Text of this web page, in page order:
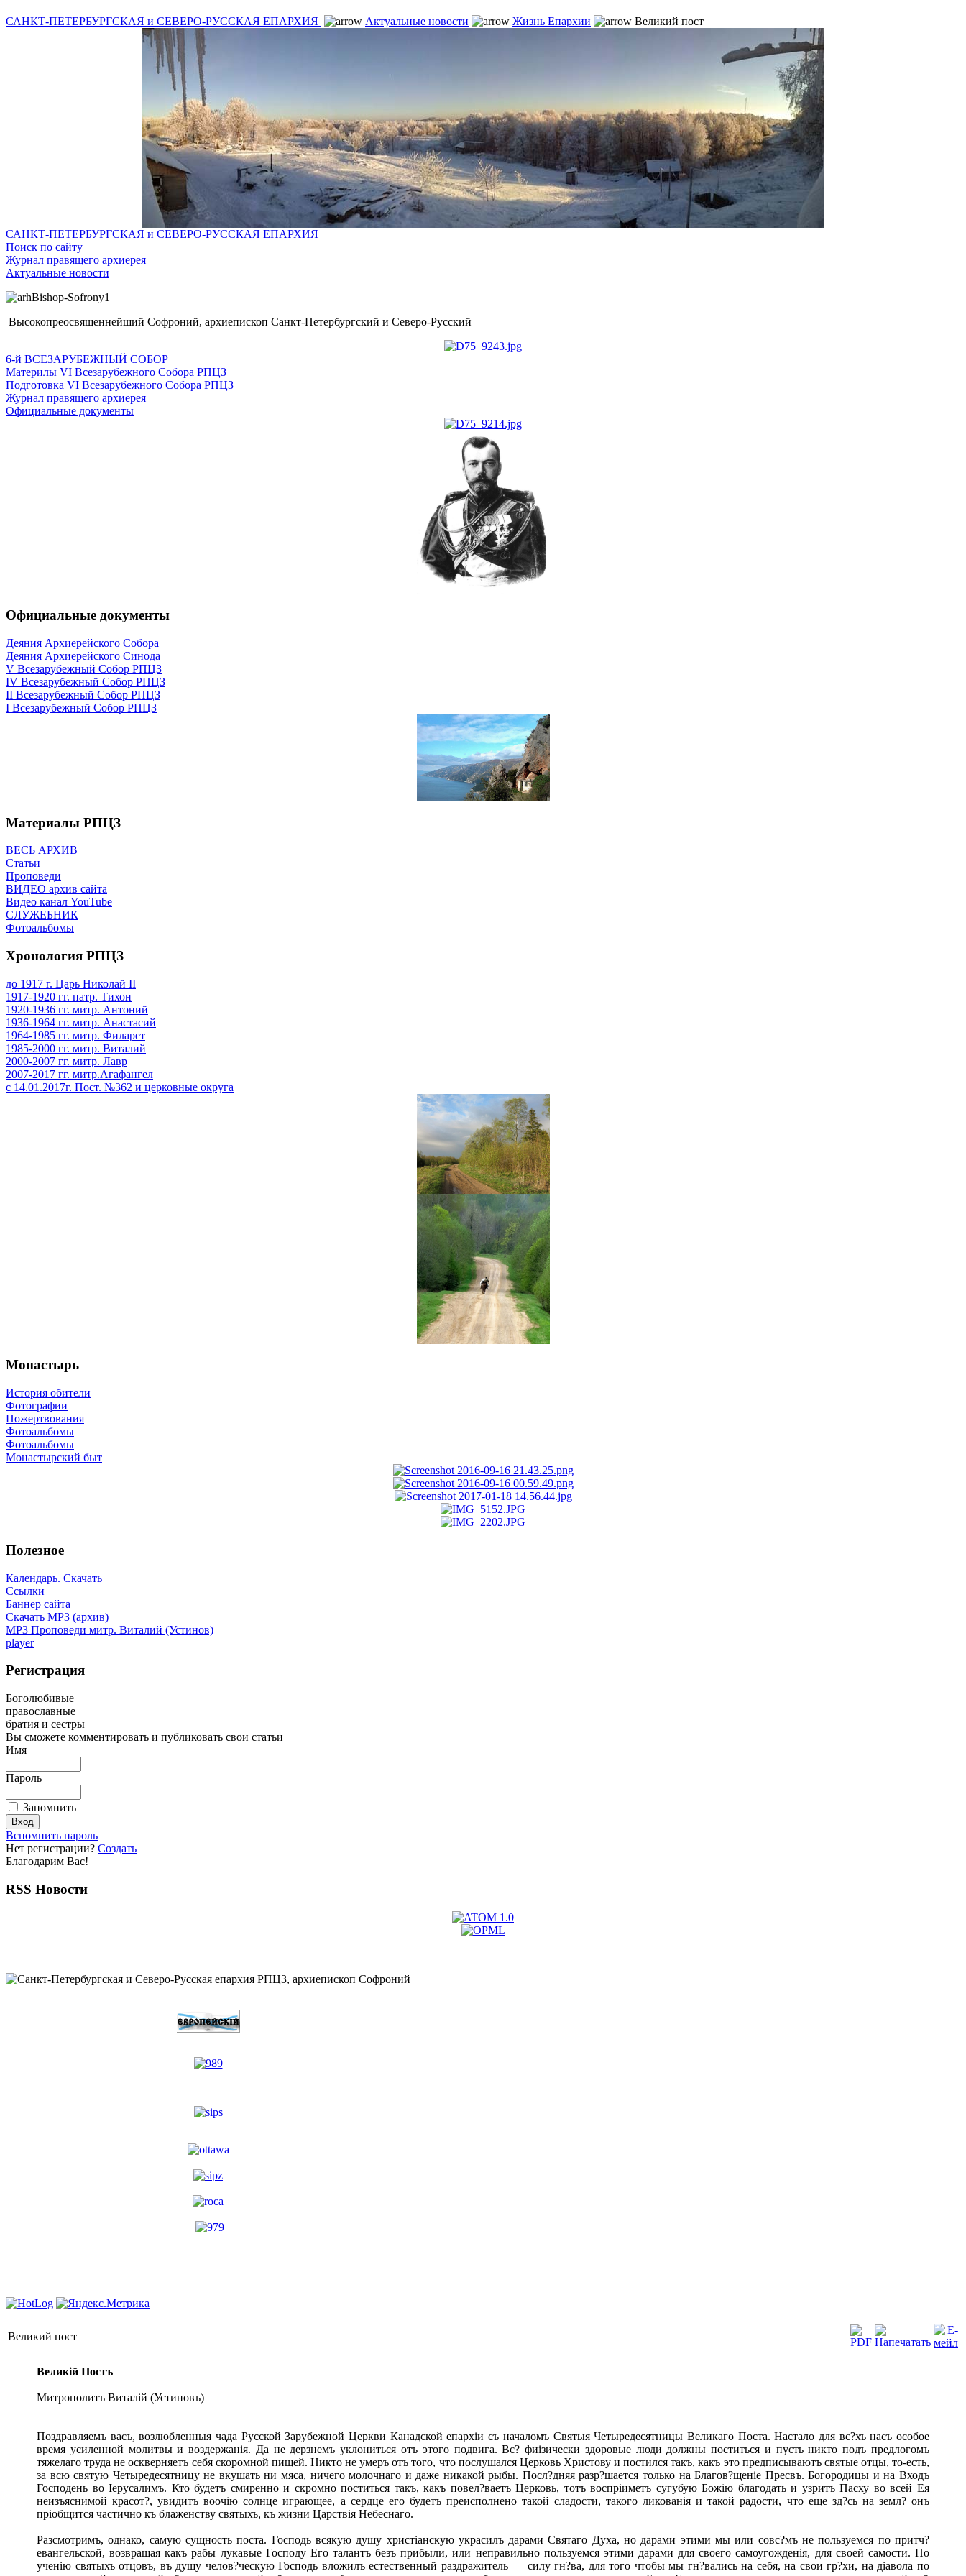
САНКТ-ПЕТЕРБУРГСКАЯ и СЕВЕРО-РУССКАЯ ЕПАРХИЯ Актуальные новости Жизнь Епархии Великий пост
САНКТ-ПЕТЕРБУРГСКАЯ и СЕВЕРО-РУССКАЯ ЕПАРХИЯ
Поиск по сайту
Журнал правящего архиерея
Актуальные новости
Высокопреосвященнейший Софроний, архиепископ Санкт-Петербургский и Северо-Русский
6-й ВСЕЗАРУБЕЖНЫЙ СОБОР
Материлы VI Всезарубежного Собора РПЦЗ
Подготовка VI Всезарубежного Собора РПЦЗ
Журнал правящего архиерея
Официальные документы
Официальные документы
Деяния Архиерейского Собора
Деяния Архиерейского Синода
V Всезарубежный Собор РПЦЗ
IV Всезарубежный Собор РПЦЗ
II Всезарубежный Собор РПЦЗ
I Всезарубежный Собор РПЦЗ
Материалы РПЦЗ
ВЕСЬ АРХИВ
Статьи
Проповеди
ВИДЕО архив сайта
Видео канал YouTube
СЛУЖЕБНИК
Фотоальбомы
Хронология РПЦЗ
до 1917 г. Царь Николай II
1917-1920 гг. патр. Тихон
1920-1936 гг. митр. Антоний
1936-1964 гг. митр. Анастасий
1964-1985 гг. митр. Филарет
1985-2000 гг. митр. Виталий
2000-2007 гг. митр. Лавр
2007-2017 гг. митр.Агафангел
с 14.01.2017г. Пост. №362 и церковные округа
Монастырь
История обители
Фотографии
Пожертвования
Фотоальбомы
Фотоальбомы
Монастырский быт
Полезное
Календарь. Скачать
Ссылки
Баннер сайта
Скачать MP3 (архив)
MP3 Проповеди митр. Виталий (Устинов)
player
Регистрация
Боголюбивые
православные
братия и сестры
Вы сможете комментировать и публиковать свои статьи
Имя
Пароль
Запомнить
Вспомнить пароль
Нет регистрации? Создать
Благодарим Вас!
RSS Новости
Великий пост
Великій Постъ
Митрополитъ Виталій (Устиновъ)
Поздравляемъ васъ, возлюбленныя чада Русской Зарубежной Церкви Канадской епархіи съ началомъ Святыя Четыредесятницы Великаго Поста. Настало для вс?хъ насъ особое
время усиленной молитвы и воздержанія. Да не дерзнемъ уклониться отъ этого подвига. Вс? фиізически здоровые люди должны поститься и пусть никто подъ предлогомъ
тяжелаго труда не оскверняетъ себя скоромной пищей. Никто не умеръ отъ того, что послушался Церковь Христову и постился такъ, какъ это предписываютъ святые отцы, то-есть,
за всю святую Четыредесятницу не вкушать ни мяса, ничего молочнаго и даже никакой рыбы. Посл?дняя разр?шается только на Благов?щеніе Пресвъ. Богородицы и на Входъ
Господень во Іерусалимъ. Кто будетъ смиренно и скромно поститься такъ, какъ повел?ваетъ Церковь, тотъ воспріиметъ сугубую Божію благодать и узритъ Пасху во всей Ея
неизъяснимой красот?, увидитъ воочію солнце играющее, а сердце его будетъ преисполнено такой сладости, такого ликованія и такой радости, что еще зд?сь на земл? онъ
пріобщится частично къ блаженству святыхъ, къ жизни Царствія Небеснаго.
Разсмотримъ, однако, самую сущность поста. Господь всякую душу христіанскую украсилъ дарами Святаго Духа, но дарами этими мы или совс?мъ не пользуемся по притч?
евангельской, возвращая какъ рабы лукавые Господу Его талантъ безъ прибыли, или неправильно пользуемся этими дарами для своего самоугожденія, для своей самости. По
ученію святыхъ отцовъ, въ душу челов?ческую Господь вложилъ естественный раздражитель — силу гн?ва, для того чтобы мы гн?вались на себя, на свои гр?хи, на діавола по